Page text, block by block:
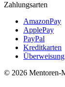
Zahlungsarten
AmazonPay
ApplePay
PayPal
Kreditkarten
Überweisung
© 2026 Mentoren-